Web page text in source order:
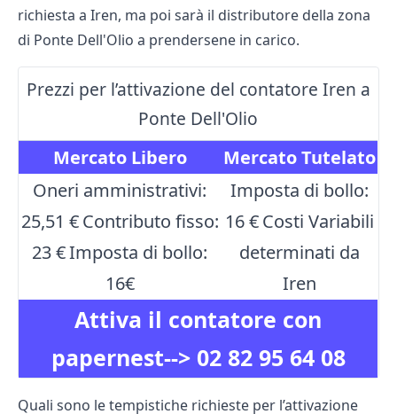
richiesta a Iren, ma poi sarà il distributore della zona
di Ponte Dell'Olio a prendersene in carico.
Prezzi per l’attivazione del contatore Iren a
Ponte Dell'Olio
Attiva il contatore con
papernest--> 02 82 95 64 08
Mercato Libero
Mercato Tutelato
Oneri amministrativi:
25,51 € Contributo fisso:
23 €Imposta di bollo:
16€
Imposta di bollo:
16 € Costi Variabili
determinati da
Iren
Quali sono le tempistiche richieste per l’attivazione